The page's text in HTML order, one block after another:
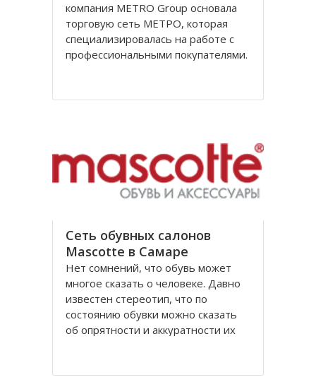
компания METRO Group основала
торговую сеть МЕТРО, которая
специализировалась на работе с
профессиональными покупателями.
МЕТРО распространились по всему
Сеть обувных салонов
Mascotte в Самаре
Нет сомнений, что обувь может
многое сказать о человеке. Давно
известен стереотип, что по
состоянию обувки можно сказать
об опрятности и аккуратности их
материальном статусе человека.